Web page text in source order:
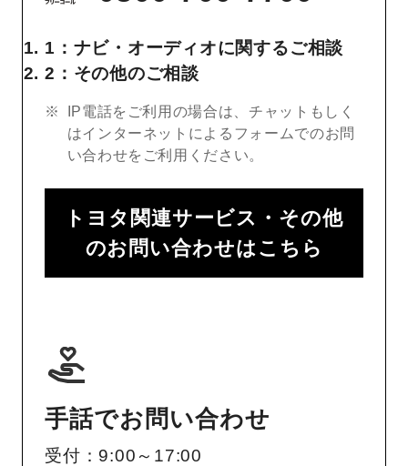
1：ナビ・オーディオに関するご相談
2：その他のご相談
IP電話をご利用の場合は、チャットもしく
はインターネットによるフォームでのお問
い合わせをご利用ください。
トヨタ関連サービス・その他
のお問い合わせはこちら
手話でお問い合わせ
受付：9:00～17:00